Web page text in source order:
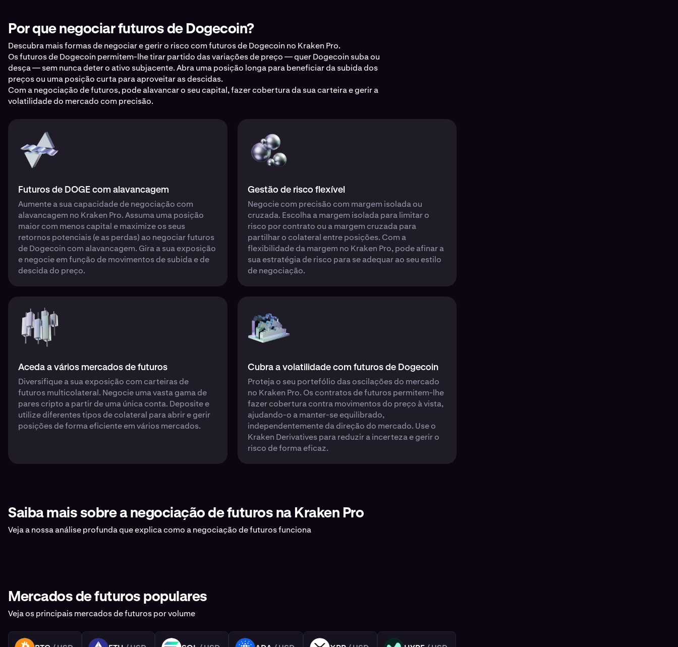
Por que negociar futuros de Dogecoin?
Descubra mais formas de negociar e gerir o risco com futuros de Dogecoin no Kraken Pro.
Os futuros de Dogecoin permitem-lhe tirar partido das variações de preço — quer Dogecoin suba ou
desça — sem nunca deter o ativo subjacente. Abra uma posição longa para beneficiar da subida dos
preços ou uma posição curta para aproveitar as descidas.
Com a negociação de futuros, pode alavancar o seu capital, fazer cobertura da sua carteira e gerir a
volatilidade do mercado com precisão.
Futuros de DOGE com alavancagem
Aumente a sua capacidade de negociação com
alavancagem no Kraken Pro. Assuma uma posição
maior com menos capital e maximize os seus
retornos potenciais (e as perdas) ao negociar futuros
de Dogecoin com alavancagem. Gira a sua exposição
e negocie em função de movimentos de subida e de
descida do preço.
Gestão de risco flexível
Negocie com precisão com margem isolada ou
cruzada. Escolha a margem isolada para limitar o
risco por contrato ou a margem cruzada para
partilhar o colateral entre posições. Com a
flexibilidade da margem no Kraken Pro, pode afinar a
sua estratégia de risco para se adequar ao seu estilo
de negociação.
Aceda a vários mercados de futuros
Diversifique a sua exposição com carteiras de
futuros multicolateral. Negocie uma vasta gama de
pares cripto a partir de uma única conta. Deposite e
utilize diferentes tipos de colateral para abrir e gerir
posições de forma eficiente em vários mercados.
Cubra a volatilidade com futuros de Dogecoin
Proteja o seu portefólio das oscilações do mercado
no Kraken Pro. Os contratos de futuros permitem-lhe
fazer cobertura contra movimentos do preço à vista,
ajudando-o a manter-se equilibrado,
independentemente da direção do mercado. Use o
Kraken Derivatives para reduzir a incerteza e gerir o
risco de forma eficaz.
Saiba mais sobre a negociação de futuros na Kraken Pro
Veja a nossa análise profunda que explica como a negociação de futuros funciona
Mercados de futuros populares
Veja os principais mercados de futuros por volume